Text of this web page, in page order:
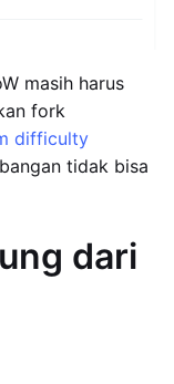
masih harus
fork
difficulty
tidak bisa
dari